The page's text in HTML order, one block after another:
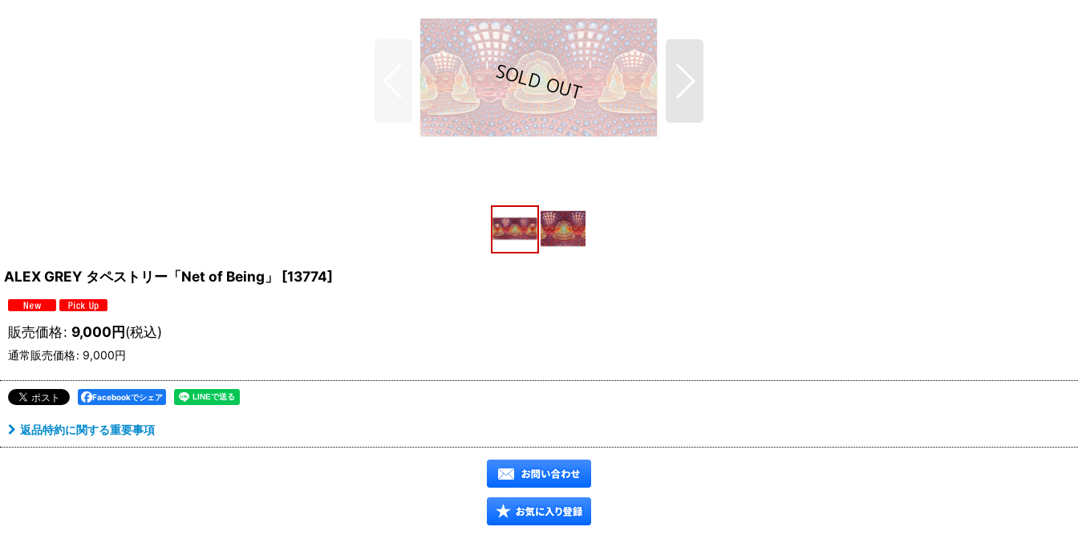
ALEX GREY タペストリー「Net of Being」 [13774]
販売価格: 9,000円(税込)
通常販売価格: 9,000円
Facebookでシェア
返品特約に関する重要事項